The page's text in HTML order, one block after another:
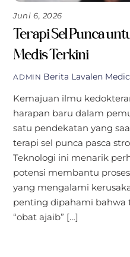
Juni 6, 2026
Terapi Sel Punca
Medis Terkini
ADMIN Berita Lavalen
Kemajuan ilmu
harapan baru dalam
satu pendekatan yang
terapi sel punca pasca
Teknologi ini menarik
potensi membantu
yang mengalami
penting dipahami bahwa
“obat ajaib” […]